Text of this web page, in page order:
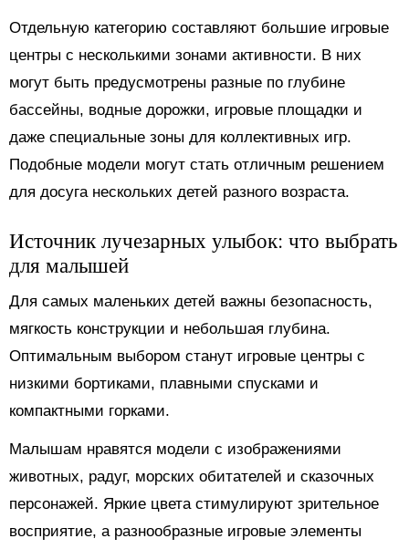
Отдельную категорию составляют большие игровые
центры с несколькими зонами активности. В них
могут быть предусмотрены разные по глубине
бассейны, водные дорожки, игровые площадки и
даже специальные зоны для коллективных игр.
Подобные модели могут стать отличным решением
для досуга нескольких детей разного возраста.
Источник лучезарных улыбок: что выбрать
для малышей
Для самых маленьких детей важны безопасность,
мягкость конструкции и небольшая глубина.
Оптимальным выбором станут игровые центры с
низкими бортиками, плавными спусками и
компактными горками.
Малышам нравятся модели с изображениями
животных, радуг, морских обитателей и сказочных
персонажей. Яркие цвета стимулируют зрительное
восприятие, а разнообразные игровые элементы